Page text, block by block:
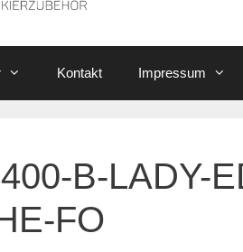
Kontakt Impressum
B-LADY-
FO